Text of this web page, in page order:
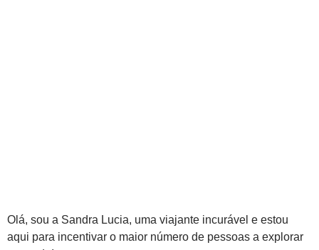
Olá, sou a Sandra Lucia, uma viajante incurável e estou
aqui para incentivar o maior número de pessoas a explorar